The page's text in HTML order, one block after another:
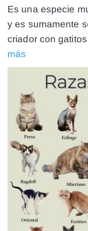
Es una especie
y es sumamente
criador con
más